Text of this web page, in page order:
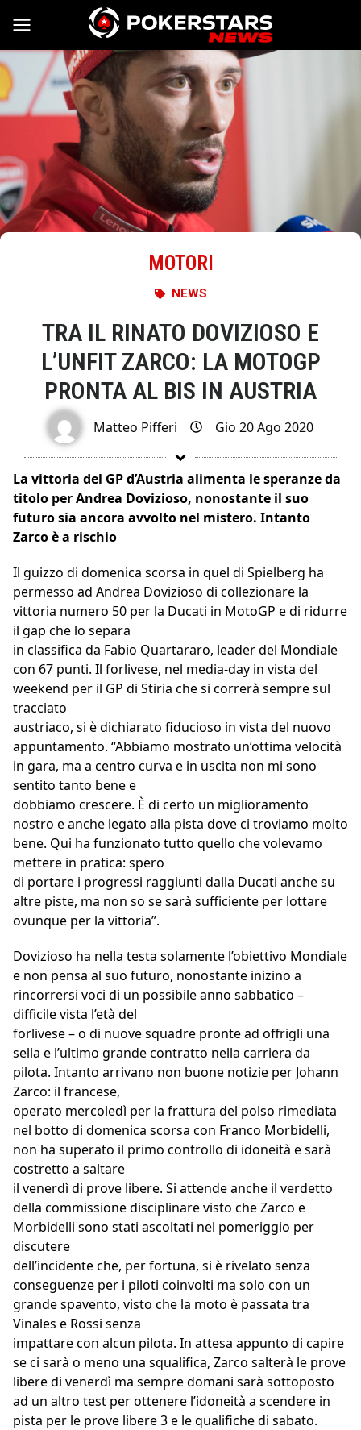
Vai al contenuto
MOTORI
NEWS
TRA IL RINATO DOVIZIOSO E
L’UNFIT ZARCO: LA MOTOGP
PRONTA AL BIS IN AUSTRIA
Matteo Pifferi Gio 20 Ago 2020
La vittoria del GP d’Austria alimenta le speranze da
titolo per Andrea Dovizioso, nonostante il suo
futuro sia ancora avvolto nel mistero. Intanto
Zarco è a rischio
Il guizzo di domenica scorsa in quel di Spielberg ha
permesso ad Andrea Dovizioso di collezionare la
vittoria numero 50 per la Ducati in MotoGP e di ridurre
il gap che lo separa
in classifica da Fabio Quartararo, leader del Mondiale
con 67 punti. Il forlivese, nel media-day in vista del
weekend per il GP di Stiria che si correrà sempre sul
tracciato
austriaco, si è dichiarato fiducioso in vista del nuovo
appuntamento. “Abbiamo mostrato un’ottima velocità
in gara, ma a centro curva e in uscita non mi sono
sentito tanto bene e
dobbiamo crescere. È di certo un miglioramento
nostro e anche legato alla pista dove ci troviamo molto
bene. Qui ha funzionato tutto quello che volevamo
mettere in pratica: spero
di portare i progressi raggiunti dalla Ducati anche su
altre piste, ma non so se sarà sufficiente per lottare
ovunque per la vittoria”.
Dovizioso ha nella testa solamente l’obiettivo Mondiale
e non pensa al suo futuro, nonostante inizino a
rincorrersi voci di un possibile anno sabbatico –
difficile vista l’età del
forlivese – o di nuove squadre pronte ad offrigli una
sella e l’ultimo grande contratto nella carriera da
pilota. Intanto arrivano non buone notizie per Johann
Zarco: il francese,
operato mercoledì per la frattura del polso rimediata
nel botto di domenica scorsa con Franco Morbidelli,
non ha superato il primo controllo di idoneità e sarà
costretto a saltare
il venerdì di prove libere. Si attende anche il verdetto
della commissione disciplinare visto che Zarco e
Morbidelli sono stati ascoltati nel pomeriggio per
discutere
dell’incidente che, per fortuna, si è rivelato senza
conseguenze per i piloti coinvolti ma solo con un
grande spavento, visto che la moto è passata tra
Vinales e Rossi senza
impattare con alcun pilota. In attesa appunto di capire
se ci sarà o meno una squalifica, Zarco salterà le prove
libere di venerdì ma sempre domani sarà sottoposto
ad un altro test per ottenere l’idoneità a scendere in
pista per le prove libere 3 e le qualifiche di sabato.